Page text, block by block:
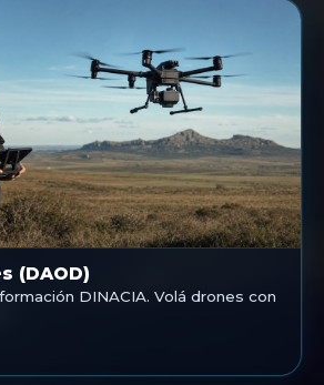
(DAOD)
DINACIA. Volá drones con